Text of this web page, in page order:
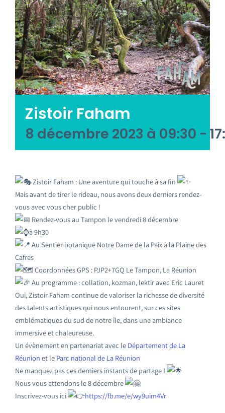
Emploi tourisme
Contact
Zistoir Faham
8 décembre 2023 à 09:30 -
Zistoir Faham : Une aventure qui touche à sa fin
Mais avant de tirer le rideau, nous avons deux derniers rendez-
vous avec vous cher public !
Rendez-vous au Tampon le vendredi 8 décembre
à 9h30
Au Sentier botanique Notre Dame de la Paix à la Plaine des
Cafres
Coordonnées GPS : PJP2+7GQ Le Tampon, La Réunion
Au programme : collation, kozman, lektir avec Eric Lauret
Oui, Zistoir Faham continue de valoriser la richesse de diversité
des talents artistiques qui nous entourent, sur ces sites
emblématiques du sud de notre île, dans une ambiance
immersive et chaleureuse.
Un évènement en partenariat avec le Département de La
Réunion et le Parc national de La Réunion
Ne manquez pas ces derniers instants de partage !
Nous vous attendons le 8 décembre
Inscrivez-vous ici
https://fb.me/e/wy9uim4Vr